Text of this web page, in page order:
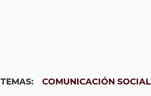
TEMAS: COMUNICACIÓN SOCIAL